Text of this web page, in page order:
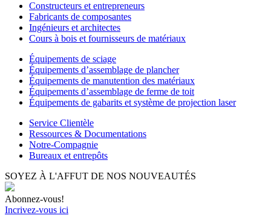
Constructeurs et entrepreneurs
Fabricants de composantes
Ingénieurs et architectes
Cours à bois et fournisseurs de matériaux
Équipements de sciage
Équipements d’assemblage de plancher
Équipements de manutention des matériaux
Équipements d’assemblage de ferme de toit
Équipements de gabarits et système de projection laser
Service Clientèle
Ressources & Documentations
Notre-Compagnie
Bureaux et entrepôts
SOYEZ À L'AFFUT DE NOS NOUVEAUTÉS
Abonnez-vous!
Incrivez-vous ici